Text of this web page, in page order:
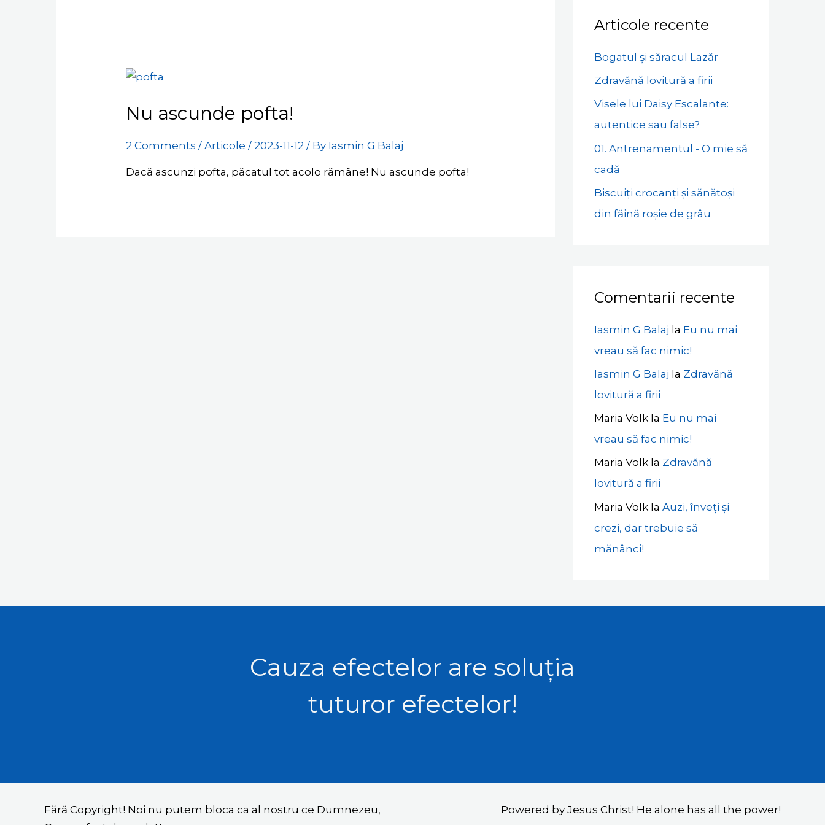
Nu ascunde pofta!
2 Comments /Articole /2023-11-12/ By Iasmin G Balaj
Dacă ascunzi pofta, păcatul tot acolo rămâne! Nu ascunde pofta!
Articole recente
Bogatul și săracul Lazăr
Zdravănă lovitură a firii
Visele lui Daisy Escalante:
autentice sau false?
01. Antrenamentul - O mie să
cadă
Biscuiți crocanți și sănătoși
din făină roșie de grâu
Comentarii recente
Iasmin G Balaj la Eu nu mai
vreau să fac nimic!
Iasmin G Balaj la Zdravănă
lovitură a firii
Maria Volk la Eu nu mai
vreau să fac nimic!
Maria Volk la Zdravănă
lovitură a firii
Maria Volk la Auzi, înveți și
crezi, dar trebuie să
mănânci!
Cauza efectelor are soluția
tuturor efectelor!
Fără Copyright! Noi nu putem bloca ca al nostru ce Dumnezeu,
Powered by Jesus Christ! He alone has all the power!